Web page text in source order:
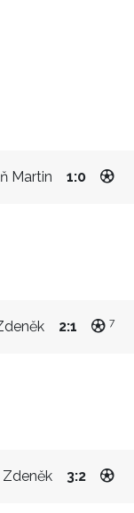
Martin 1:0
2:1 7
Zdeněk 3:2